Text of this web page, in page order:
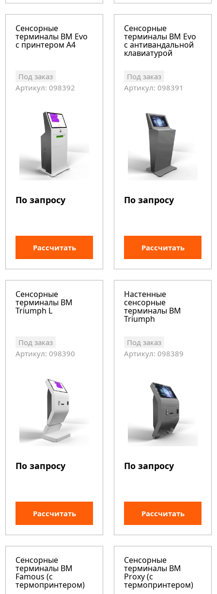
Сенсорные
терминалы BM Evo
c принтером А4
Под заказ
Артикул: 098392
По запросу
Рассчитать
Сенсорные
терминалы BM Evo
c антивандальной
клавиатурой
Под заказ
Артикул: 098391
По запросу
Рассчитать
Сенсорные
терминалы BM
Triumph L
Под заказ
Артикул: 098390
По запросу
Рассчитать
Настенные
сенсорные
терминалы BM
Triumph
Под заказ
Артикул: 098389
По запросу
Рассчитать
Сенсорные
терминалы BM
Famous (с
термопринтером)
Сенсорные
терминалы BM
Proxy (с
термопринтером)